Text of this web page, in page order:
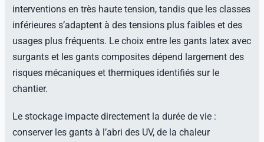
interventions en très haute tension, tandis que les classes
inférieures s’adaptent à des tensions plus faibles et des
usages plus fréquents. Le choix entre les gants latex avec
surgants et les gants composites dépend largement des
risques mécaniques et thermiques identifiés sur le
chantier.
Le stockage impacte directement la durée de vie :
conserver les gants à l’abri des UV, de la chaleur